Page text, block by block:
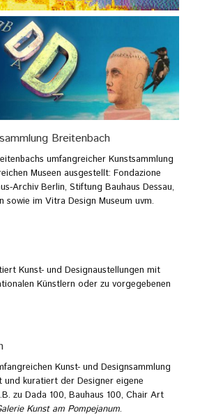
Breitenbach
umfangreicher Kunstsammlung
Museen ausgestellt: Fondazione
Archiv Berlin, Stiftung Bauhaus Dessau,
sowie im Vitra Design Museum uvm.
Kunst- und Designaustellungen mit
Künstlern oder zu vorgegebenen
Kunst- und Designsammlung
und kuratiert der Designer eigene
zu Dada 100, Bauhaus 100, Chair Art
Kunst am Pompejanum.